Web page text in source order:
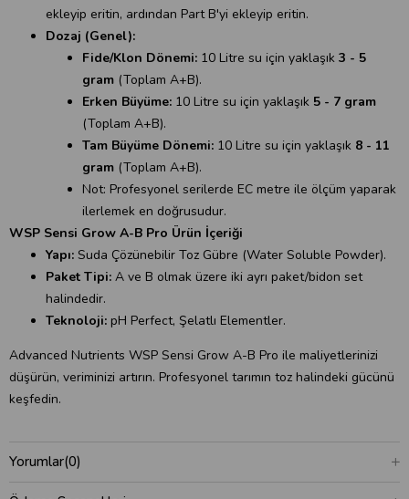
ekleyip eritin, ardından Part B'yi ekleyip eritin.
Dozaj (Genel):
Fide/Klon Dönemi: 10 Litre su için yaklaşık 3 - 5
gram (Toplam A+B).
Erken Büyüme: 10 Litre su için yaklaşık 5 - 7 gram
(Toplam A+B).
Tam Büyüme Dönemi: 10 Litre su için yaklaşık 8 - 11
gram (Toplam A+B).
Not: Profesyonel serilerde EC metre ile ölçüm yaparak
ilerlemek en doğrusudur.
WSP Sensi Grow A-B Pro Ürün İçeriği
Yapı: Suda Çözünebilir Toz Gübre (Water Soluble Powder).
Paket Tipi: A ve B olmak üzere iki ayrı paket/bidon set
halindedir.
Teknoloji: pH Perfect, Şelatlı Elementler.
Advanced Nutrients WSP Sensi Grow A-B Pro ile maliyetlerinizi
düşürün, veriminizi artırın. Profesyonel tarımın toz halindeki gücünü
keşfedin.
Yorumlar(0)